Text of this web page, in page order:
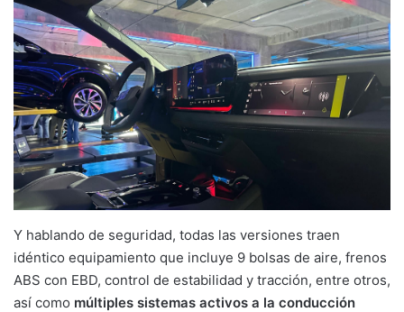
Y hablando de seguridad, todas las versiones traen
idéntico equipamiento que incluye 9 bolsas de aire, frenos
ABS con EBD, control de estabilidad y tracción, entre otros,
así como múltiples sistemas activos a la conducción